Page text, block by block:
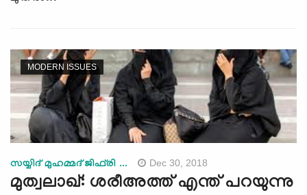
MODERN ISSUES
സയ്യിദ് മുഹമ്മദ് ജിഫ്‌രി ... Dec 30, 2018
മുത്വലാഖ്: ശരീഅത്ത് എന്ത് പറയുന്നു